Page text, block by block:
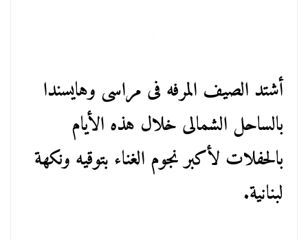
أشتد الصيف المرفه فى مراسى وهايسندا
بالساحل الشمالى خلال هذه الأيام
بالحفلات لأكبر نجوم الغناء بتوقيه ونكهة
لبنانية.